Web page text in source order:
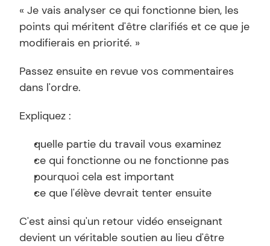
« Je vais analyser ce qui fonctionne bien, les
points qui méritent d'être clarifiés et ce que je
modifierais en priorité. »
Passez ensuite en revue vos commentaires
dans l'ordre.
Expliquez :
quelle partie du travail vous examinez
ce qui fonctionne ou ne fonctionne pas
pourquoi cela est important
ce que l'élève devrait tenter ensuite
C'est ainsi qu'un retour vidéo enseignant
devient un véritable soutien au lieu d'être